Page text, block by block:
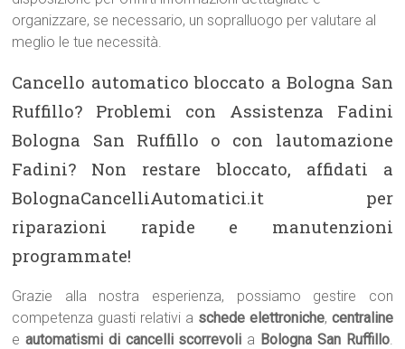
organizzare, se necessario, un sopralluogo per valutare al
meglio le tue necessità.
Cancello automatico bloccato a Bologna San
Ruffillo? Problemi con Assistenza Fadini
Bologna San Ruffillo o con lautomazione
Fadini? Non restare bloccato, affidati a
BolognaCancelliAutomatici.it per
riparazioni rapide e manutenzioni
programmate!
Grazie alla nostra esperienza, possiamo gestire con
competenza guasti relativi a schede elettroniche, centraline
eautomatismi di cancelli scorrevoli a Bologna San Ruffillo.